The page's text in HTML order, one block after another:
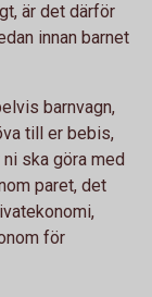
är det därför
innan barnet
barnvagn,
till er bebis,
ska göra med
paret, det
för